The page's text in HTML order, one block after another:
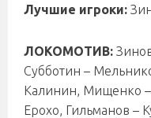
Лучшие игроки:
ЛОКОМОТИВ:
Субботин –
Калинин, Мищенко
Ерохо, Гильманов –